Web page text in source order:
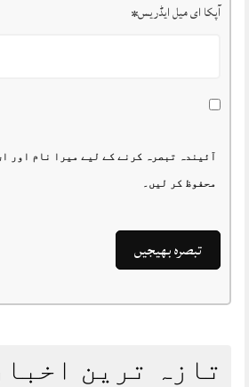
آپکا ای میل ایڈریس*
آئیندہ تبصرہ کرنے کے لیے میرا نام اور
محفوظ کر لیں۔
تازہ ترین